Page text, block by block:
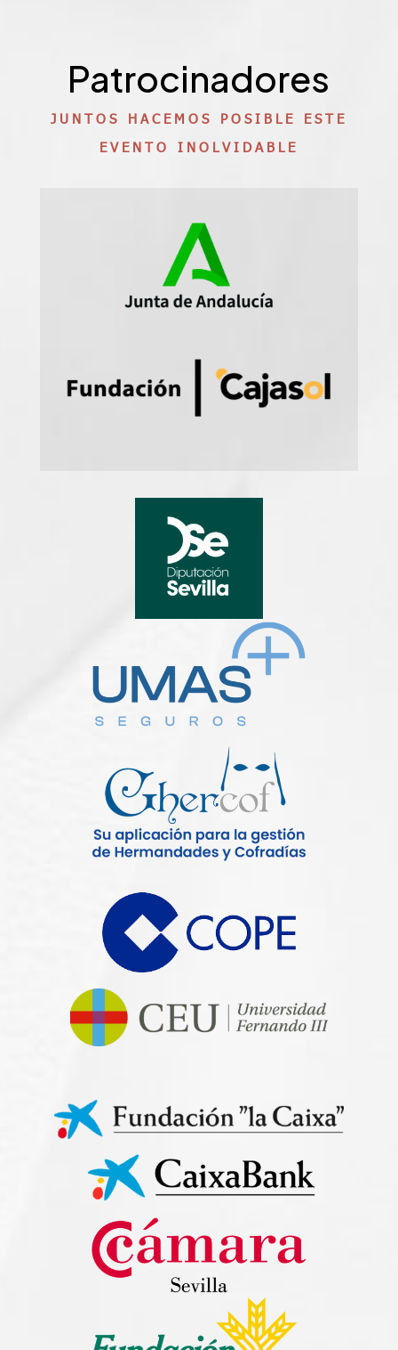
Patrocinadores
JUNTOS HACEMOS POSIBLE ESTE
EVENTO INOLVIDABLE